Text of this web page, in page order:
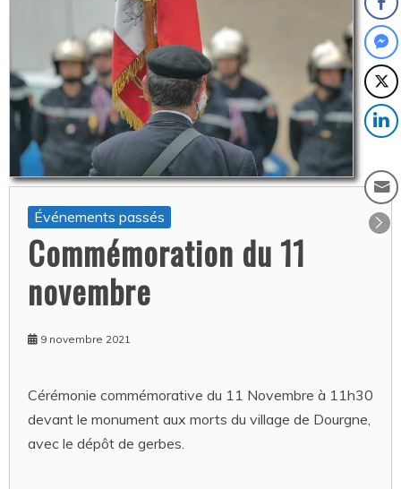
Événements passés
Commémoration du 11
novembre
9 novembre 2021
Cérémonie commémorative du 11 Novembre à 11h30
devant le monument aux morts du village de Dourgne,
avec le dépôt de gerbes.